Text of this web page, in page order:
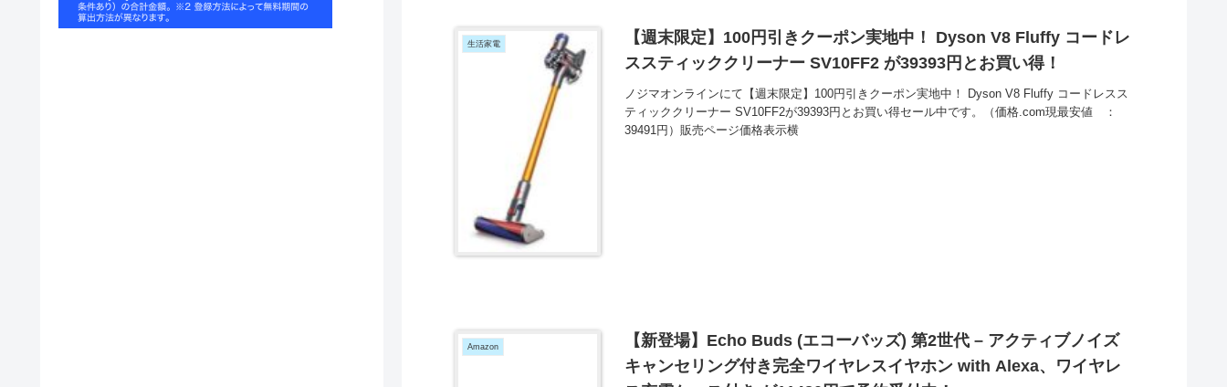
生活家電
【週末限定】100円引きクーポン実地中！ Dyson V8 Fluffy コードレ
ススティッククリーナー SV10FF2 が39393円とお買い得！
ノジマオンラインにて【週末限定】100円引きクーポン実地中！ Dyson V8 Fluffy コードレスス
ティッククリーナー SV10FF2が39393円とお買い得セール中です。（価格.com現最安値 ：
39491円）販売ページ価格表示横
Amazon
【新登場】Echo Buds (エコーバッズ) 第2世代 – アクティブノイズ
キャンセリング付き完全ワイヤレスイヤホン with Alexa、ワイヤレ